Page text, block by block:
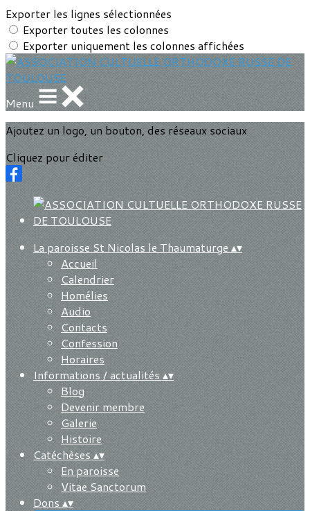
Exporter les lignes sélectionnées
Exporter toutes les colonnes
Exporter uniquement les colonnes affichées
Menu
Ajoutez un logo, un bouton, des réseaux sociaux
Cliquez pour éditer
La paroisse St Nicolas le Thaumaturge▴▾
Accueil
Calendrier
Homélies
Audio
Contacts
Confession
Horaires
Informations / actualités▴▾
Blog
Devenir membre
Galerie
Histoire
Catéchèses▴▾
En paroisse
Vitae Sanctorum
Dons▴▾